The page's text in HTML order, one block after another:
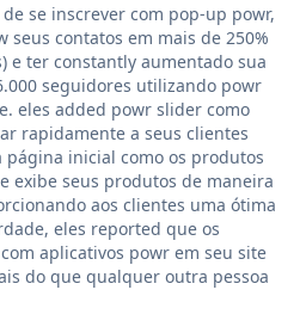
se inscrever com pop-up powr,
seus contatos em mais de 250%
e ter constantly aumentado sua
seguidores utilizando powr
eles added powr slider como
rapidamente a seus clientes
página inicial como os produtos
exibe seus produtos de maneira
aos clientes uma ótima
eles reported que os
aplicativos powr em seu site
do que qualquer outra pessoa